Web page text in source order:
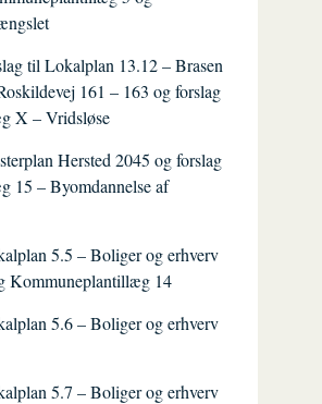
til Lokalplan 13.12 – Brasen
161 – 163 og forslag
X – Vridsløse
Hersted 2045 og forslag
15 – Byomdannelse af
5.5 – Boliger og erhverv
Kommuneplantillæg 14
5.6 – Boliger og erhverv
5.7 – Boliger og erhverv